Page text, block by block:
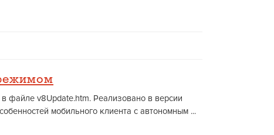
файле v8Update.htm. Реализовано в версии
мобильного клиента с автономным ...